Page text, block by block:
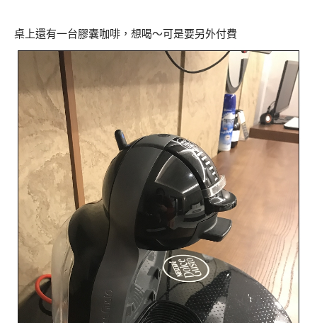
桌上還有一台膠囊咖啡，想喝～可是要另外付費